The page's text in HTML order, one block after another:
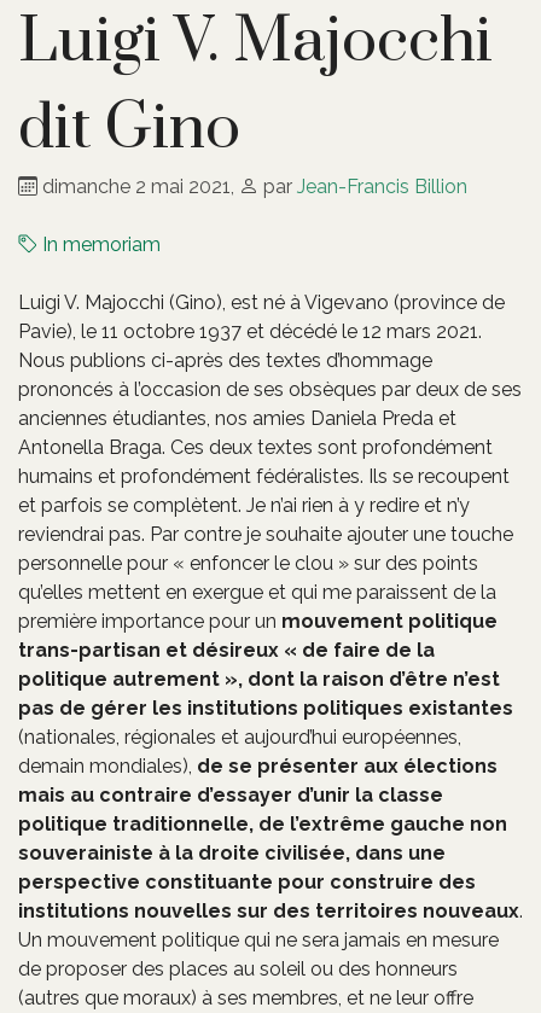
Luigi V. Majocchi
dit Gino
dimanche 2 mai 2021 par Jean-Francis Billion
In memoriam
Luigi V. Majocchi (Gino), est né à Vigevano (province de
Pavie), le 11 octobre 1937 et décédé le 12 mars 2021.
Nous publions ci-après des textes d’hommage
prononcés à l’occasion de ses obsèques par deux de ses
anciennes étudiantes, nos amies Daniela Preda et
Antonella Braga. Ces deux textes sont profondément
humains et profondément fédéralistes. Ils se recoupent
et parfois se complètent. Je n’ai rien à y redire et n’y
reviendrai pas. Par contre je souhaite ajouter une touche
personnelle pour « enfoncer le clou » sur des points
qu’elles mettent en exergue et qui me paraissent de la
première importance pour un mouvement politique
trans-partisan et désireux « de faire de la
politique autrement », dont la raison d’être n’est
pas de gérer les institutions politiques existantes
(nationales, régionales et aujourd’hui européennes,
demain mondiales), de se présenter aux élections
mais au contraire d’essayer d’unir la classe
politique traditionnelle, de l’extrême gauche non
souverainiste à la droite civilisée, dans une
perspective constituante pour construire des
institutions nouvelles sur des territoires nouveaux.
Un mouvement politique qui ne sera jamais en mesure
de proposer des places au soleil ou des honneurs
(autres que moraux) à ses membres, et ne leur offre